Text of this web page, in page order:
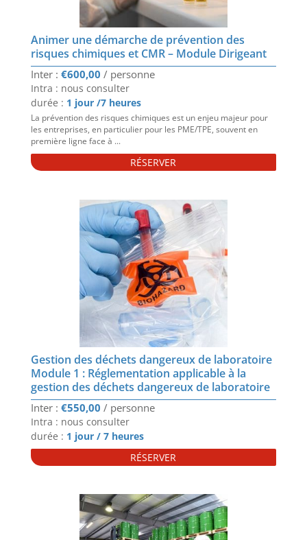
Animer une démarche de prévention des
risques chimiques et CMR – Module Dirigeant
€600,00
Intra : nous consulter
durée : 1 jour /7 heures
La prévention des risques chimiques est un enjeu majeur pour
les entreprises, en particulier pour les PME/TPE, souvent en
première ligne face à ...
RÉSERVER
Gestion des déchets dangereux de laboratoire
Module 1 : Réglementation applicable à la
gestion des déchets dangereux de laboratoire
€550,00
Intra : nous consulter
durée : 1 jour / 7 heures
RÉSERVER